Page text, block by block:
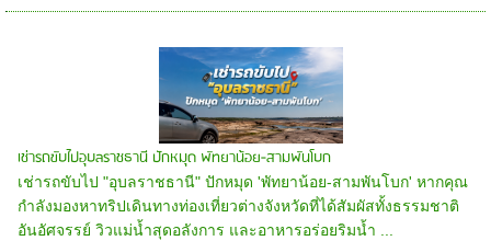
เช่ารถขับไปอุบลราชธานี ปักหมุด พัทยาน้อย-สามพันโบก
เช่ารถขับไป "อุบลราชธานี" ปักหมุด 'พัทยาน้อย-สามพันโบก' หากคุณ
กำลังมองหาทริปเดินทางท่องเที่ยวต่างจังหวัดที่ได้สัมผัสทั้งธรรมชาติ
อันอัศจรรย์ วิวแม่น้ำสุดอลังการ และอาหารอร่อยริมน้ำ ...